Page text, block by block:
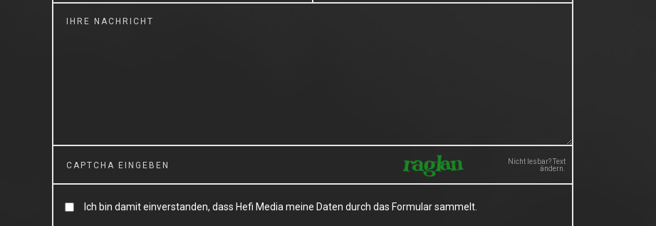
Nicht lesbar? Text
ändern.
Ich bin damit einverstanden, dass Hefi Media meine Daten durch das Formular sammelt.